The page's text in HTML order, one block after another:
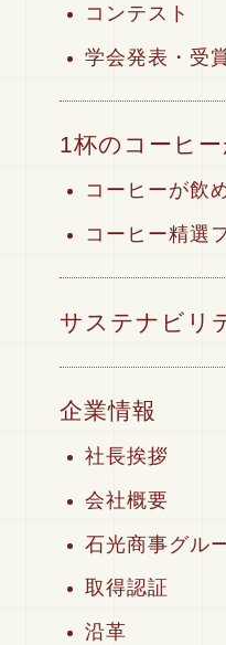
コンテスト
学会発表・受
1杯のコーヒ
コーヒーが飲
コーヒー精選
サステナビリ
企業情報
社長挨拶
会社概要
石光商事グル
取得認証
沿革